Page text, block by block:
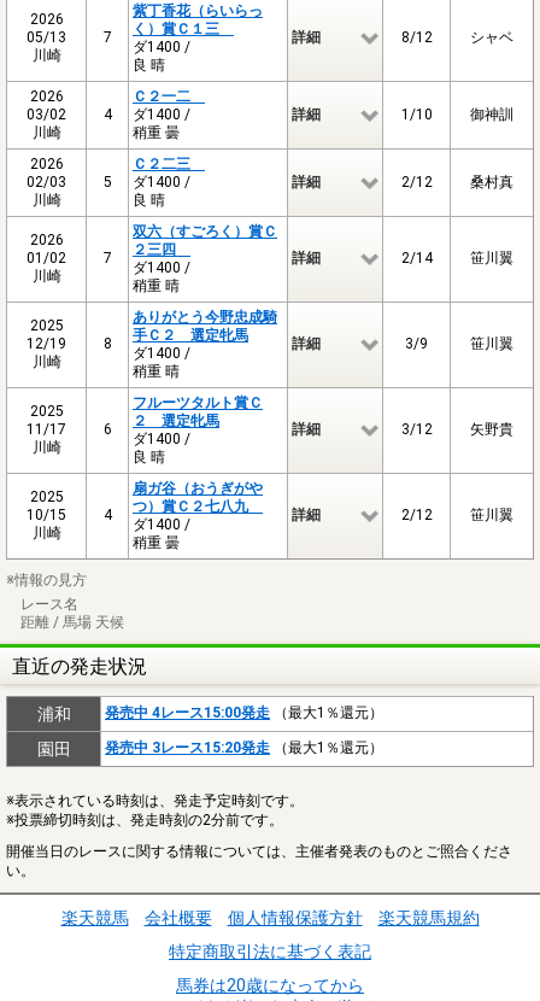
2026
05/13
川崎
7
紫丁香花（らいらっ
く）賞Ｃ１三
ダ1400 /
良 晴
詳細 8/12 シャベ
2026
03/02
川崎
4
Ｃ２一二
ダ1400 /
稍重 曇
詳細 1/10 御神訓
2026
02/03
川崎
5
Ｃ２二三
ダ1400 /
良 晴
詳細 2/12 桑村真
2026
01/02
川崎
7
双六（すごろく）賞Ｃ
２三四
ダ1400 /
稍重 晴
詳細 2/14 笹川翼
2025
12/19
川崎
8
ありがとう今野忠成騎
手Ｃ２ 選定牝馬
ダ1400 /
稍重 晴
詳細 3/9 笹川翼
2025
11/17
川崎
6
フルーツタルト賞Ｃ
２ 選定牝馬
ダ1400 /
良 晴
詳細 3/12 矢野貴
2025
10/15
川崎
4
扇ガ谷（おうぎがや
つ）賞Ｃ２七八九
ダ1400 /
稍重 曇
詳細 2/12 笹川翼
※情報の見方
レース名
距離 / 馬場 天候
直近の発走状況
浦和 発売中 4レース15:00発走 （最大1％還元）
園田 発売中 3レース15:20発走 （最大1％還元）
※表示されている時刻は、発走予定時刻です。
※投票締切時刻は、発走時刻の2分前です。
開催当日のレースに関する情報については、主催者発表のものとご照合くださ
い。
楽天競馬 会社概要 個人情報保護方針
楽天競馬規約
特定商取引法に基づく表記
馬券は20歳になってから